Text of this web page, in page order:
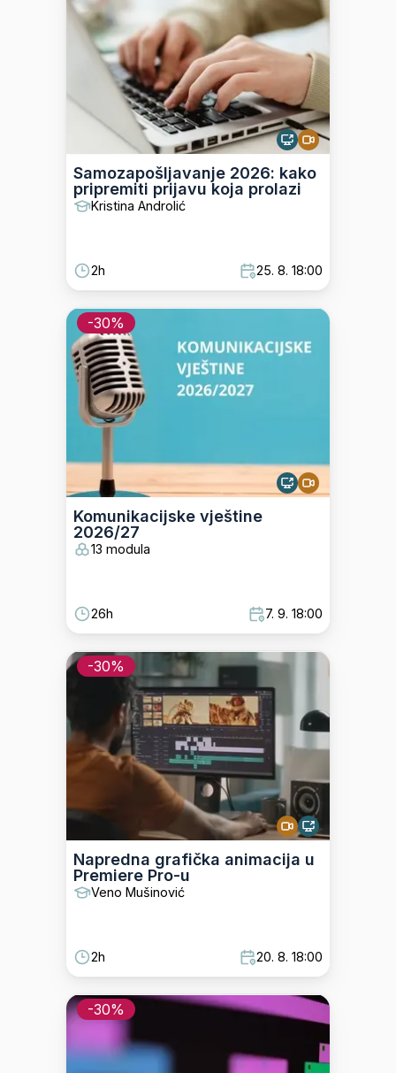
Samozapošljavanje 2026: kako
pripremiti prijavu koja prolazi
Kristina Androlić
2h 25. 8. 18:00
-30%
Komunikacijske vještine
2026/27
13 modula
26h 7. 9. 18:00
-30%
Napredna grafička animacija u
Premiere Pro-u
Veno Mušinović
2h 20. 8. 18:00
-30%